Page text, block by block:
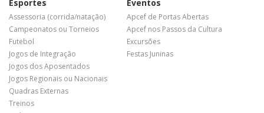
Esportes
Assessoria (corrida/natação)
Campeonatos ou Torneios
Futebol
Jogos de Integração
Jogos dos Aposentados
Jogos Regionais ou Nacionais
Quadras Externas
Treinos
Eventos
Apcef de Portas Abertas
Apcef nos Passos da Cultura
Excursões
Festas Juninas